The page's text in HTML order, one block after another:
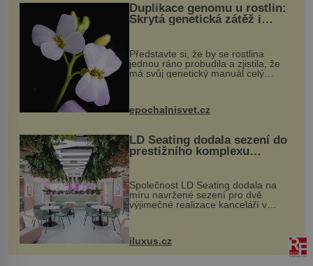
Duplikace genomu u rostlin:
Skrytá genetická zátěž i
Představte si, že by se rostlina
jednou ráno probudila a zjistila, že
má svůj genetický manuál celý
vstupenka...
epochalnisvet.cz
LD Seating dodala sezení do
prestižního komplexu
MediaCityUK v Salfordu
Společnost LD Seating dodala na
míru navržené sezení pro dvě
výjimečné realizace kanceláří v
areálu MediaCityUK v anglickém
budov Media...
iluxus.cz